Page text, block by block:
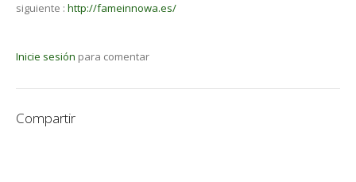
siguiente : http://fameinnowa.es/
Inicie sesión para comentar
Compartir